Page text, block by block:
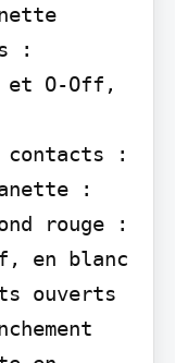
:
et O-Off,
:
:
rouge :
en blanc
ouverts